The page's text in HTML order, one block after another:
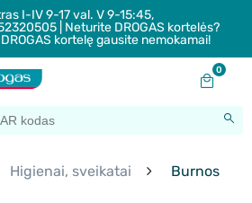
I-IV 9-17 val. V 9-15:45,
| Neturite DROGAS kortelės?
kortelę gausite nemokamai!
0
Higienai, sveikatai
Burnos